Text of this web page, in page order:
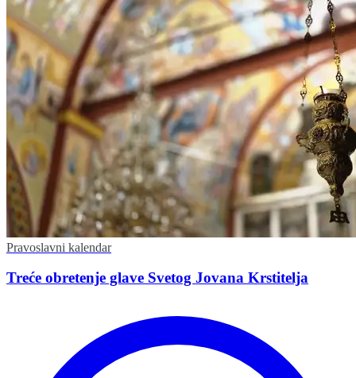
Pravoslavni kalendar
Treće obretenje glave Svetog Jovana Krstitelja